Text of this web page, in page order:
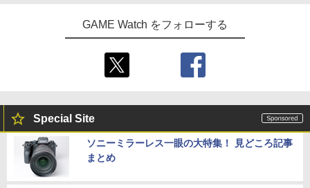
￥8,589
ーチ スタンド/コントローラー/カード/ド
ックなど収納可能 カバー 収納ボックス
￥2,880
Nintendo Switch 2 ACアダプター
￥3,974
￥3,484
￥4,480
GAME Watch をフォローする
Special Site
ソニーミラーレス一眼の大特集！ 見どころ記事
まとめ